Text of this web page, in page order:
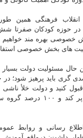
فرهنگی همین
در حوزه کودکان
بهره مند خواهیم
های بخش خصوصی
حال مسئولیت دولت
گری باید پرهیز شود؛ در
قبول کنید و دولت خلأ
رسانی و روابط